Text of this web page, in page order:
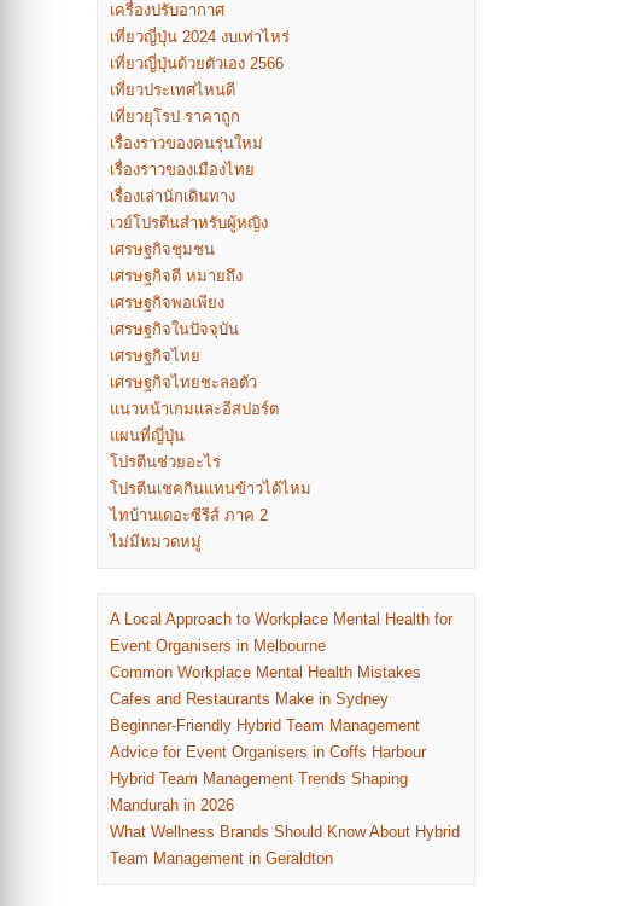
เครื่องปรับอากาศ
เที่ยวญี่ปุ่น 2024 งบเท่าไหร่
เที่ยวญี่ปุ่นด้วยตัวเอง 2566
เที่ยวประเทศไหนดี
เที่ยวยุโรป ราคาถูก
เรื่องราวของคนรุ่นใหม่
เรื่องราวของเมืองไทย
เรื่องเล่านักเดินทาง
เวย์โปรตีนสำหรับผู้หญิง
เศรษฐกิจชุมชน
เศรษฐกิจดี หมายถึง
เศรษฐกิจพอเพียง
เศรษฐกิจในปัจจุบัน
เศรษฐกิจไทย
เศรษฐกิจไทยชะลอตัว
แนวหน้าเกมและอีสปอร์ต
แผนที่ญี่ปุ่น
โปรตีนช่วยอะไร
โปรตีนเชคกินแทนข้าวได้ไหม
ไทบ้านเดอะซีรีส์ ภาค 2
ไม่มีหมวดหมู่
A Local Approach to Workplace Mental Health for
Event Organisers in Melbourne
Common Workplace Mental Health Mistakes
Cafes and Restaurants Make in Sydney
Beginner-Friendly Hybrid Team Management
Advice for Event Organisers in Coffs Harbour
Hybrid Team Management Trends Shaping
Mandurah in 2026
What Wellness Brands Should Know About Hybrid
Team Management in Geraldton